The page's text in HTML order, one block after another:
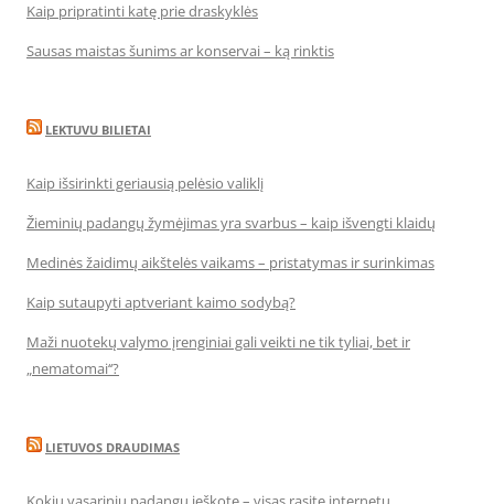
Kaip pripratinti katę prie draskyklės
Sausas maistas šunims ar konservai – ką rinktis
LEKTUVU BILIETAI
Kaip išsirinkti geriausią pelėsio valiklį
Žieminių padangų žymėjimas yra svarbus – kaip išvengti klaidų
Medinės žaidimų aikštelės vaikams – pristatymas ir surinkimas
Kaip sutaupyti aptveriant kaimo sodybą?
Maži nuotekų valymo įrenginiai gali veikti ne tik tyliai, bet ir
„nematomai‘‘?
LIETUVOS DRAUDIMAS